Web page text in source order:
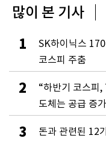
많이 본 기사
1
SK하이닉스
코스피 주춤
2
“하반기 코스피
도체는 공급 증
3 돈과 관련된 12